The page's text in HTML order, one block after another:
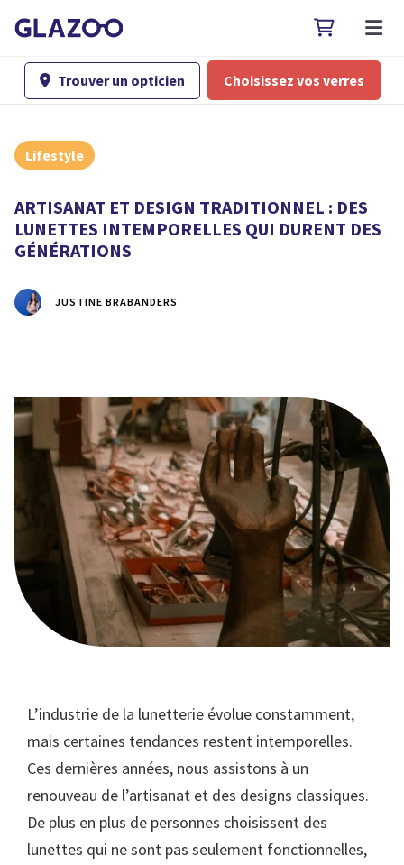

 Trouver un opticien Choisissez vos verres
Lifestyle
ARTISANAT ET DESIGN TRADITIONNEL : DES
LUNETTES INTEMPORELLES QUI DURENT DES
GÉNÉRATIONS
JUSTINE BRABANDERS
L’industrie de la lunetterie évolue constamment,
mais certaines tendances restent intemporelles.
Ces dernières années, nous assistons à un
renouveau de l’artisanat et des designs classiques.
De plus en plus de personnes choisissent des
lunettes qui ne sont pas seulement fonctionnelles,